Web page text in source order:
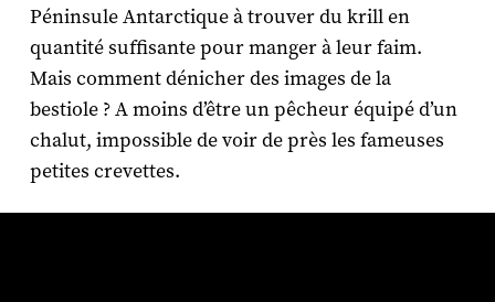
Péninsule Antarctique à trouver du krill en
quantité suffisante pour manger à leur faim.
Mais comment dénicher des images de la
bestiole ? A moins d’être un pêcheur équipé d’un
chalut, impossible de voir de près les fameuses
petites crevettes.